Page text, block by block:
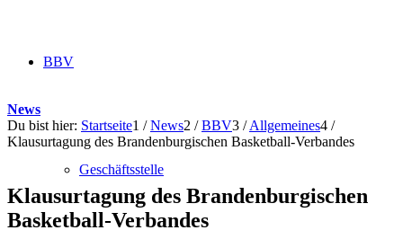
BBV
Geschäftsstelle
News
Du bist hier: Startseite1 / News2 / BBV3 / Allgemeines4 /
Klausurtagung des Brandenburgischen Basketball-Verbandes
Klausurtagung des Brandenburgischen
Basketball-Verbandes